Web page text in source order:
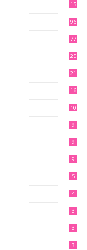
15
96
77
25
21
16
10
9
9
9
5
4
3
3
3